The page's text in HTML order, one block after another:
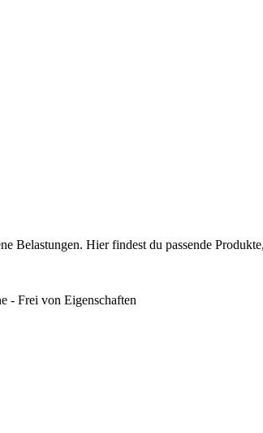
Belastungen. Hier findest du passende
- Frei von Eigenschaften